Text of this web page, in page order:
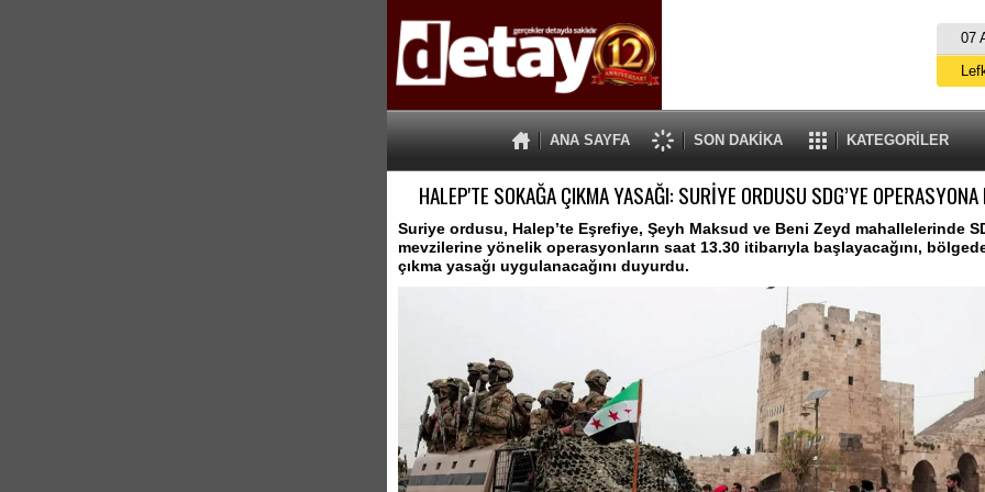
07
ANA SAYFA SON DAKİKA KATEGORİLER
HALEP'TE SOKAĞA ÇIKMA YASAĞI: SURİYE ORDUSU SDG’YE
Suriye ordusu, Halep’te Eşrefiye, Şeyh Maksud ve Beni Zeyd mahallelerinde
mevzilerine yönelik operasyonların saat 13.30 itibarıyla başlayacağını,
çıkma yasağı uygulanacağını duyurdu.